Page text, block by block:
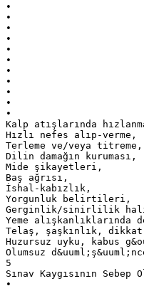
•
•
•
•
•
•
•
•
•
•
•
Kalp atışlarında
Hızlı nefes alıp-verme,
Terleme ve/veya titreme,
Dilin damağın kuruması,
Mide şikayetleri,
Baş ağrısı,
İshal-kabızlık,
Yorgunluk belirtileri,
Gerginlik/sinirlilik
Yeme alışkanlıklarında
Telaş, şaşkınlık,
Huzursuz uyku, kabus
Olumsuz
5
Sınav Kaygısının Sebep